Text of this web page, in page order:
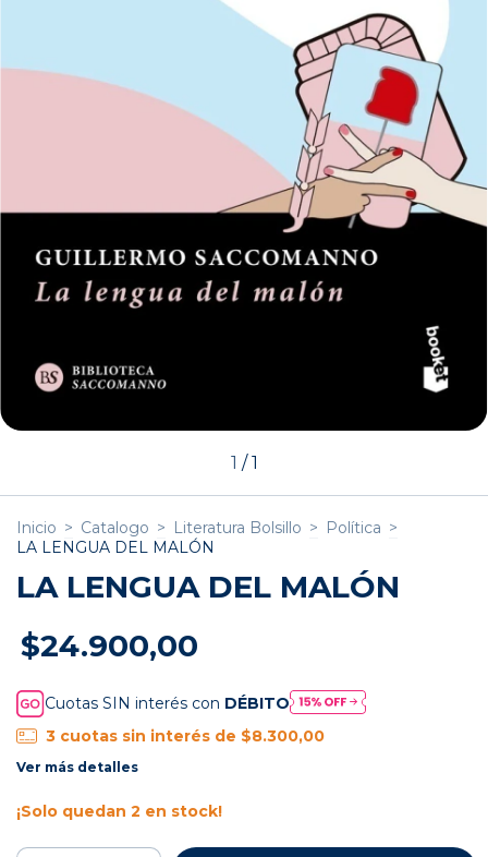
1 /1
Inicio > Catalogo > Literatura Bolsillo > Política >
LA LENGUA DEL MALÓN
LA LENGUA DEL MALÓN
$24.900,00
Cuotas SIN interés con DÉBITO
3 cuotas sin interés de $8.300,00
Ver más detalles
¡Solo quedan 2 en stock!